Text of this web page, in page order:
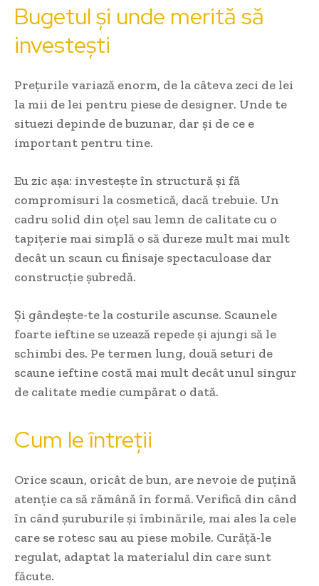
Bugetul și unde merită să
investești
Prețurile variază enorm, de la câteva zeci de lei
la mii de lei pentru piese de designer. Unde te
situezi depinde de buzunar, dar și de ce e
important pentru tine.
Eu zic așa: investește în structură și fă
compromisuri la cosmetică, dacă trebuie. Un
cadru solid din oțel sau lemn de calitate cu o
tapițerie mai simplă o să dureze mult mai mult
decât un scaun cu finisaje spectaculoase dar
construcție șubredă.
Și gândește-te la costurile ascunse. Scaunele
foarte ieftine se uzează repede și ajungi să le
schimbi des. Pe termen lung, două seturi de
scaune ieftine costă mai mult decât unul singur
de calitate medie cumpărat o dată.
Cum le întreții
Orice scaun, oricât de bun, are nevoie de puțină
atenție ca să rămână în formă. Verifică din când
în când șuruburile și îmbinările, mai ales la cele
care se rotesc sau au piese mobile. Curăță-le
regulat, adaptat la materialul din care sunt
făcute.